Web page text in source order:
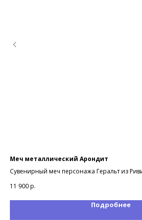
Меч металлический Арондит
Сувенирный меч персонажа Геральт из
11 900р.
Подробнее